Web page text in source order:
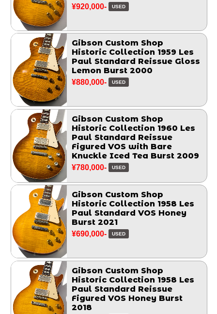
¥920,000- USED
Gibson Custom Shop
Historic Collection 1959 Les
Paul Standard Reissue Gloss
Lemon Burst 2000
¥880,000- USED
Gibson Custom Shop
Historic Collection 1960 Les
Paul Standard Reissue
Figured VOS with Bare
Knuckle Iced Tea Burst 2009
¥780,000- USED
Gibson Custom Shop
Historic Collection 1958 Les
Paul Standard VOS Honey
Burst 2021
¥690,000- USED
Gibson Custom Shop
Historic Collection 1958 Les
Paul Standard Reissue
Figured VOS Honey Burst
2018